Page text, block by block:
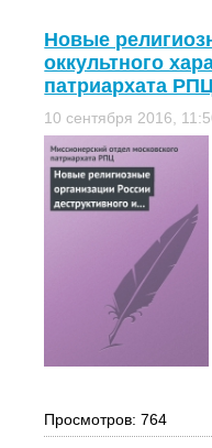
Новые
оккультного
патриархата
10 сентября 2016,
Просмотров: 764